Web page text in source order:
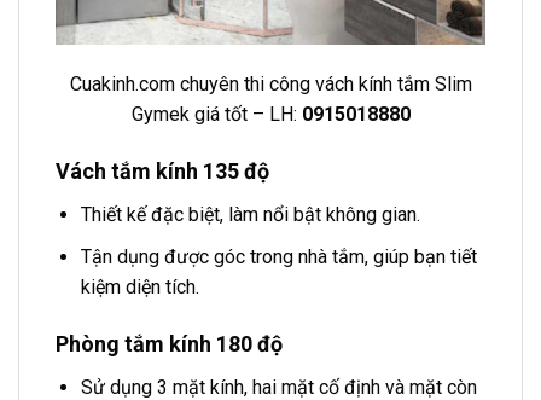
Cuakinh.com chuyên thi công vách kính tắm Slim
Gymek giá tốt – LH: 0915018880
Vách tắm kính 135 độ
Thiết kế đặc biệt, làm nổi bật không gian.
Tận dụng được góc trong nhà tắm, giúp bạn tiết
kiệm diện tích.
Phòng tắm kính 180 độ
Sử dụng 3 mặt kính, hai mặt cố định và mặt còn